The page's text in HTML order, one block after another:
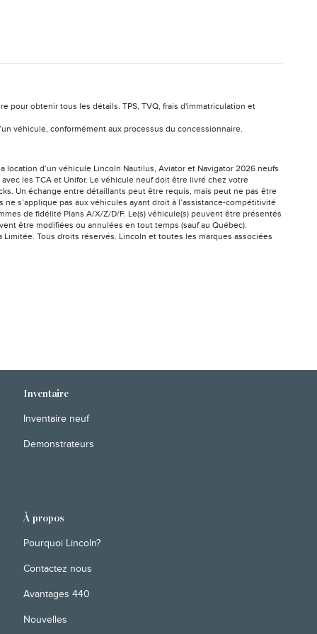
pour obtenir tous les détails. TPS, TVQ, frais d'immatriculation et
véhicule, conformément aux processus du concessionnaire.
location d’un véhicule Lincoln Nautilus, Aviator et Navigator 2026 neufs
les TCA et Unifor. Le véhicule neuf doit être livré chez votre
Un échange entre détaillants peut être requis, mais peut ne pas être
s’applique pas aux véhicules ayant droit à l’assistance-compétitivité
de fidélité Plans A/X/Z/D/F. Le(s) véhicule(s) peuvent être présentés
être modifiées ou annulées en tout temps (sauf au Québec).
Tous droits réservés. Lincoln et toutes les marques associées
Inventaire
Inventaire neuf
Demonstrateurs
À propos
Pourquoi Lincoln?
Contactez nous
Avantages 440
Nouvelles